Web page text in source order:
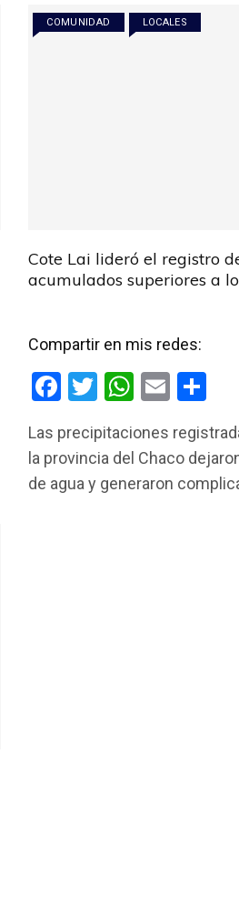
COMUNIDAD LOCALES
Cote Lai lideró el registro
acumulados superiores a
Compartir en mis redes:
F
ce
b
o
T
tt
er
W
at
s
E
ail m
p
ar
Las precipitaciones
la provincia del Chaco
de agua y generaron